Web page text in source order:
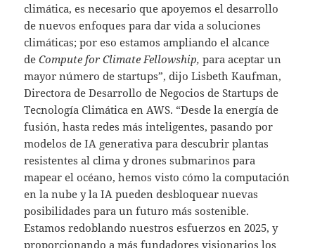
climática, es necesario que apoyemos el desarrollo
de nuevos enfoques para dar vida a soluciones
climáticas; por eso estamos ampliando el alcance
deCompute for Climate Fellowship,para aceptar un
mayor número de startups”, dijo Lisbeth Kaufman,
Directora de Desarrollo de Negocios de Startups de
Tecnología Climática en AWS. “Desde la energía de
fusión, hasta redes más inteligentes, pasando por
modelos de IA generativa para descubrir plantas
resistentes al clima y drones submarinos para
mapear el océano, hemos visto cómo la computación
en la nube y la IA pueden desbloquear nuevas
posibilidades para un futuro más sostenible.
Estamos redoblando nuestros esfuerzos en 2025, y
proporcionando a más fundadores visionarios los